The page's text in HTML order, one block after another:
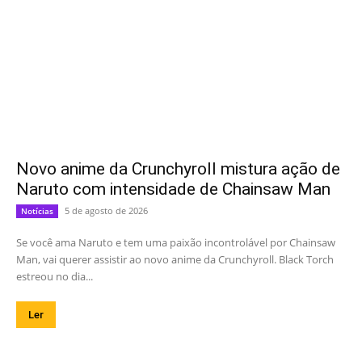
Novo anime da Crunchyroll mistura ação de
Naruto com intensidade de Chainsaw Man
Notícias 5 de agosto de 2026
Se você ama Naruto e tem uma paixão incontrolável por Chainsaw
Man, vai querer assistir ao novo anime da Crunchyroll. Black Torch
estreou no dia...
Ler